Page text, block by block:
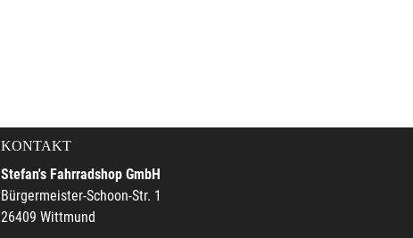
KONTAKT
Stefan's Fahrradshop GmbH
Bürgermeister-Schoon-Str. 1
26409 Wittmund